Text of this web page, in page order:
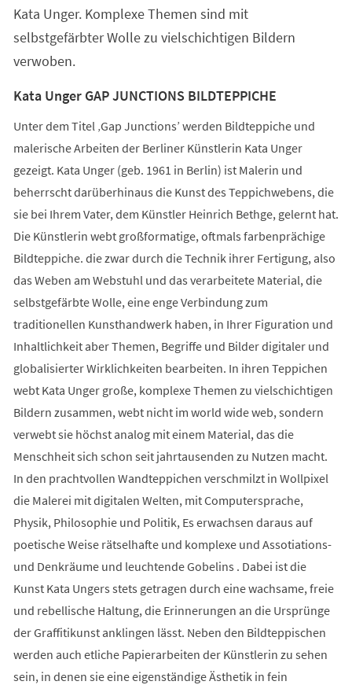
Kata Unger. Komplexe Themen sind mit
selbstgefärbter Wolle zu vielschichtigen Bildern
verwoben.
Kata Unger GAP JUNCTIONS BILDTEPPICHE
Unter dem Titel ‚Gap Junctions’ werden Bildteppiche und
malerische Arbeiten der Berliner Künstlerin Kata Unger
gezeigt. Kata Unger (geb. 1961 in Berlin) ist Malerin und
beherrscht darüberhinaus die Kunst des Teppichwebens, die
sie bei Ihrem Vater, dem Künstler Heinrich Bethge, gelernt hat.
Die Künstlerin webt großformatige, oftmals farbenprächige
Bildteppiche. die zwar durch die Technik ihrer Fertigung, also
das Weben am Webstuhl und das verarbeitete Material, die
selbstgefärbte Wolle, eine enge Verbindung zum
traditionellen Kunsthandwerk haben, in Ihrer Figuration und
Inhaltlichkeit aber Themen, Begriffe und Bilder digitaler und
globalisierter Wirklichkeiten bearbeiten. In ihren Teppichen
webt Kata Unger große, komplexe Themen zu vielschichtigen
Bildern zusammen, webt nicht im world wide web, sondern
verwebt sie höchst analog mit einem Material, das die
Menschheit sich schon seit jahrtausenden zu Nutzen macht.
In den prachtvollen Wandteppichen verschmilzt in Wollpixel
die Malerei mit digitalen Welten, mit Computersprache,
Physik, Philosophie und Politik, Es erwachsen daraus auf
poetische Weise rätselhafte und komplexe und Assotiations-
und Denkräume und leuchtende Gobelins . Dabei ist die
Kunst Kata Ungers stets getragen durch eine wachsame, freie
und rebellische Haltung, die Erinnerungen an die Ursprünge
der Graffitikunst anklingen lässt. Neben den Bildteppischen
werden auch etliche Papierarbeiten der Künstlerin zu sehen
sein, in denen sie eine eigenständige Ästhetik in fein